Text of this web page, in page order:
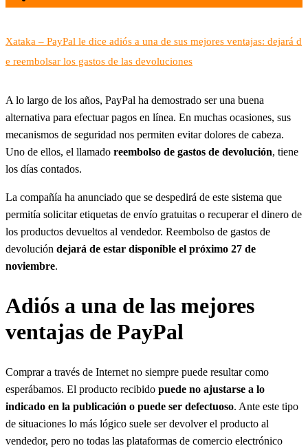
Xataka – PayPal le dice adiós a una de sus mejores ventajas: dejará d
e reembolsar los gastos de las devoluciones
A lo largo de los años, PayPal ha demostrado ser una buena
alternativa para efectuar pagos en línea. En muchas ocasiones, sus
mecanismos de seguridad nos permiten evitar dolores de cabeza.
Uno de ellos, el llamado reembolso de gastos de devolución, tiene
los días contados.
La compañía ha anunciado que se despedirá de este sistema que
permitía solicitar etiquetas de envío gratuitas o recuperar el dinero de
los productos devueltos al vendedor. Reembolso de gastos de
devolución dejará de estar disponible el próximo 27 de
noviembre.
Adiós a una de las mejores
ventajas de PayPal
Comprar a través de Internet no siempre puede resultar como
esperábamos. El producto recibido puede no ajustarse a lo
indicado en la publicación o puede ser defectuoso. Ante este tipo
de situaciones lo más lógico suele ser devolver el producto al
vendedor, pero no todas las plataformas de comercio electrónico